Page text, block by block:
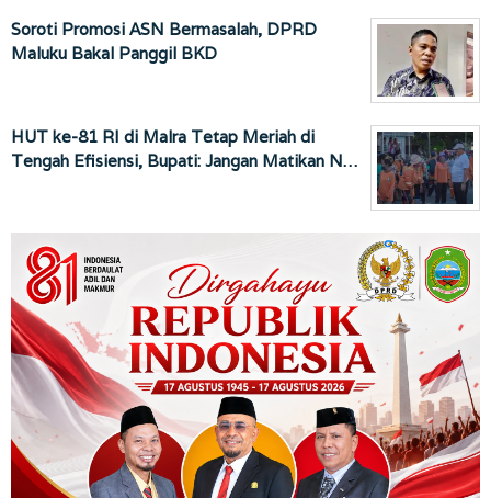
Soroti Promosi ASN Bermasalah, DPRD
Maluku Bakal Panggil BKD
HUT ke-81 RI di Malra Tetap Meriah di
Tengah Efisiensi, Bupati: Jangan Matikan N…